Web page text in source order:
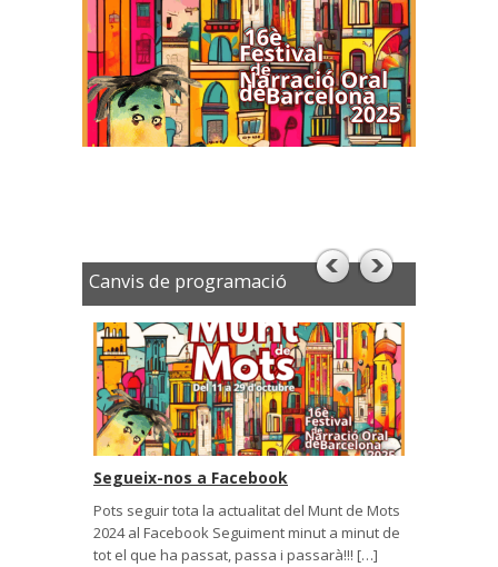
Canvis de programació
Segueix-nos a Facebook
Pots seguir tota la actualitat del Munt de Mots
2024 al Facebook Seguiment minut a minut de
tot el que ha passat, passa i passarà!!! […]